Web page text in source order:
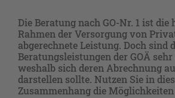
Die Beratung nach GO-Nr. 1 ist die
Rahmen der Versorgung von
abgerechnete Leistung. Doch sind
Beratungsleistungen der GOÄ
weshalb sich deren Abrechnung
darstellen sollte. Nutzen Sie in
Zusammenhang die Möglichkeiten